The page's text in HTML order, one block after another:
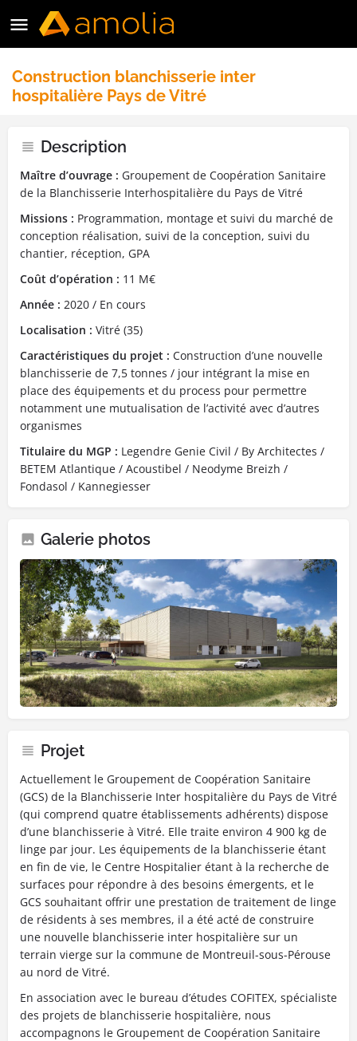
Construction blanchisserie inter
hospitalière Pays de Vitré
Description
Maître d’ouvrage : Groupement de Coopération Sanitaire
de la Blanchisserie Interhospitalière du Pays de Vitré
Missions : Programmation, montage et suivi du marché de
conception réalisation, suivi de la conception, suivi du
chantier, réception, GPA
Coût d’opération : 11 M€
Année : 2020 / En cours
Localisation : Vitré (35)
Caractéristiques du projet : Construction d’une nouvelle
blanchisserie de 7,5 tonnes / jour intégrant la mise en
place des équipements et du process pour permettre
notamment une mutualisation de l’activité avec d’autres
organismes
Titulaire du MGP : Legendre Genie Civil / By Architectes /
BETEM Atlantique / Acoustibel / Neodyme Breizh /
Fondasol / Kannegiesser
Galerie photos
Projet
Actuellement le Groupement de Coopération Sanitaire
(GCS) de la Blanchisserie Inter hospitalière du Pays de Vitré
(qui comprend quatre établissements adhérents) dispose
d’une blanchisserie à Vitré. Elle traite environ 4 900 kg de
linge par jour. Les équipements de la blanchisserie étant
en fin de vie, le Centre Hospitalier étant à la recherche de
surfaces pour répondre à des besoins émergents, et le
GCS souhaitant offrir une prestation de traitement de linge
de résidents à ses membres, il a été acté de construire
une nouvelle blanchisserie inter hospitalière sur un
terrain vierge sur la commune de Montreuil-sous-Pérouse
au nord de Vitré.
En association avec le bureau d’études COFITEX, spécialiste
des projets de blanchisserie hospitalière, nous
accompagnons le Groupement de Coopération Sanitaire